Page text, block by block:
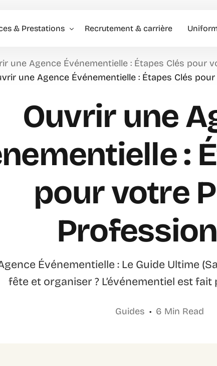
& Prestations
d’accueil événementiel & Hôtes
Commerciale
Recrutement & carrière
une Agence Événementielle : Étapes Clés pour
une Agence Événementielle : Étapes Clés
Ouvrir une
:
pour votre
Événementielle : Le Guide Ultime
fête et organiser ? L’événementiel est
Guides 6 Min Read